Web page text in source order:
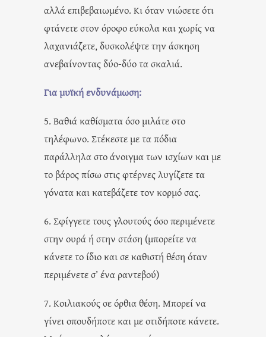
αλλά επιβεβαιωμένο. Κι όταν νιώσετε ότι
φτάνετε στον όροφο εύκολα και χωρίς να
λαχανιάζετε, δυσκολέψτε την άσκηση
ανεβαίνοντας δύο-δύο τα σκαλιά.
Για μυϊκή ενδυνάμωση:
5. Βαθιά καθίσματα όσο μιλάτε στο
τηλέφωνο. Στέκεστε με τα πόδια
παράλληλα στο άνοιγμα των ισχίων και με
το βάρος πίσω στις φτέρνες λυγίζετε τα
γόνατα και κατεβάζετε τον κορμό σας.
6. Σφίγγετε τους γλουτούς όσο περιμένετε
στην ουρά ή στην στάση (μπορείτε να
κάνετε το ίδιο και σε καθιστή θέση όταν
περιμένετε σ’ ένα ραντεβού)
7. Κοιλιακούς σε όρθια θέση. Μπορεί να
γίνει οπουδήποτε και με οτιδήποτε κάνετε.